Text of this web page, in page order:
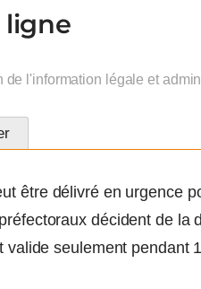
ligne
l'information légale et
être délivré en urgence
décident de la
valide seulement pendant